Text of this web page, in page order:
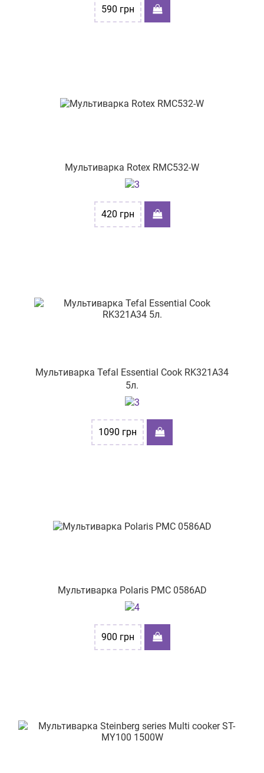
590 грн
Мультиварка Rotex RMC532-W
420 грн
Мультиварка Tefal Essential Cook RK321A34
5л.
1090 грн
Мультиварка Polaris PMC 0586AD
900 грн